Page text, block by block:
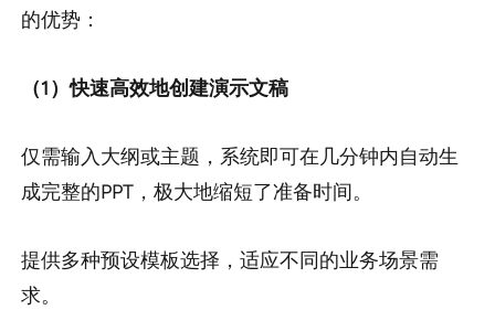
的优势：
（1）快速高效地创建演示文稿
仅需输入大纲或主题，系统即可在几分钟内自动生
成完整的PPT，极大地缩短了准备时间。
提供多种预设模板选择，适应不同的业务场景需
求。